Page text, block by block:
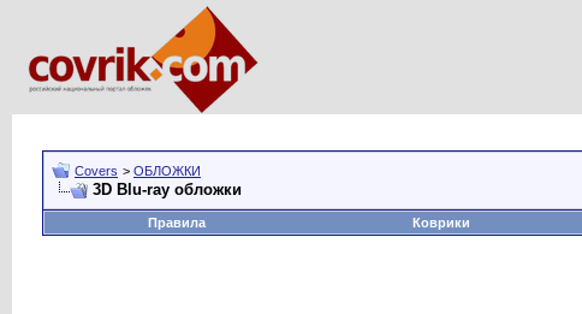
Covers > ОБЛОЖКИ
3D Blu-ray обложки
Правила
Коврики